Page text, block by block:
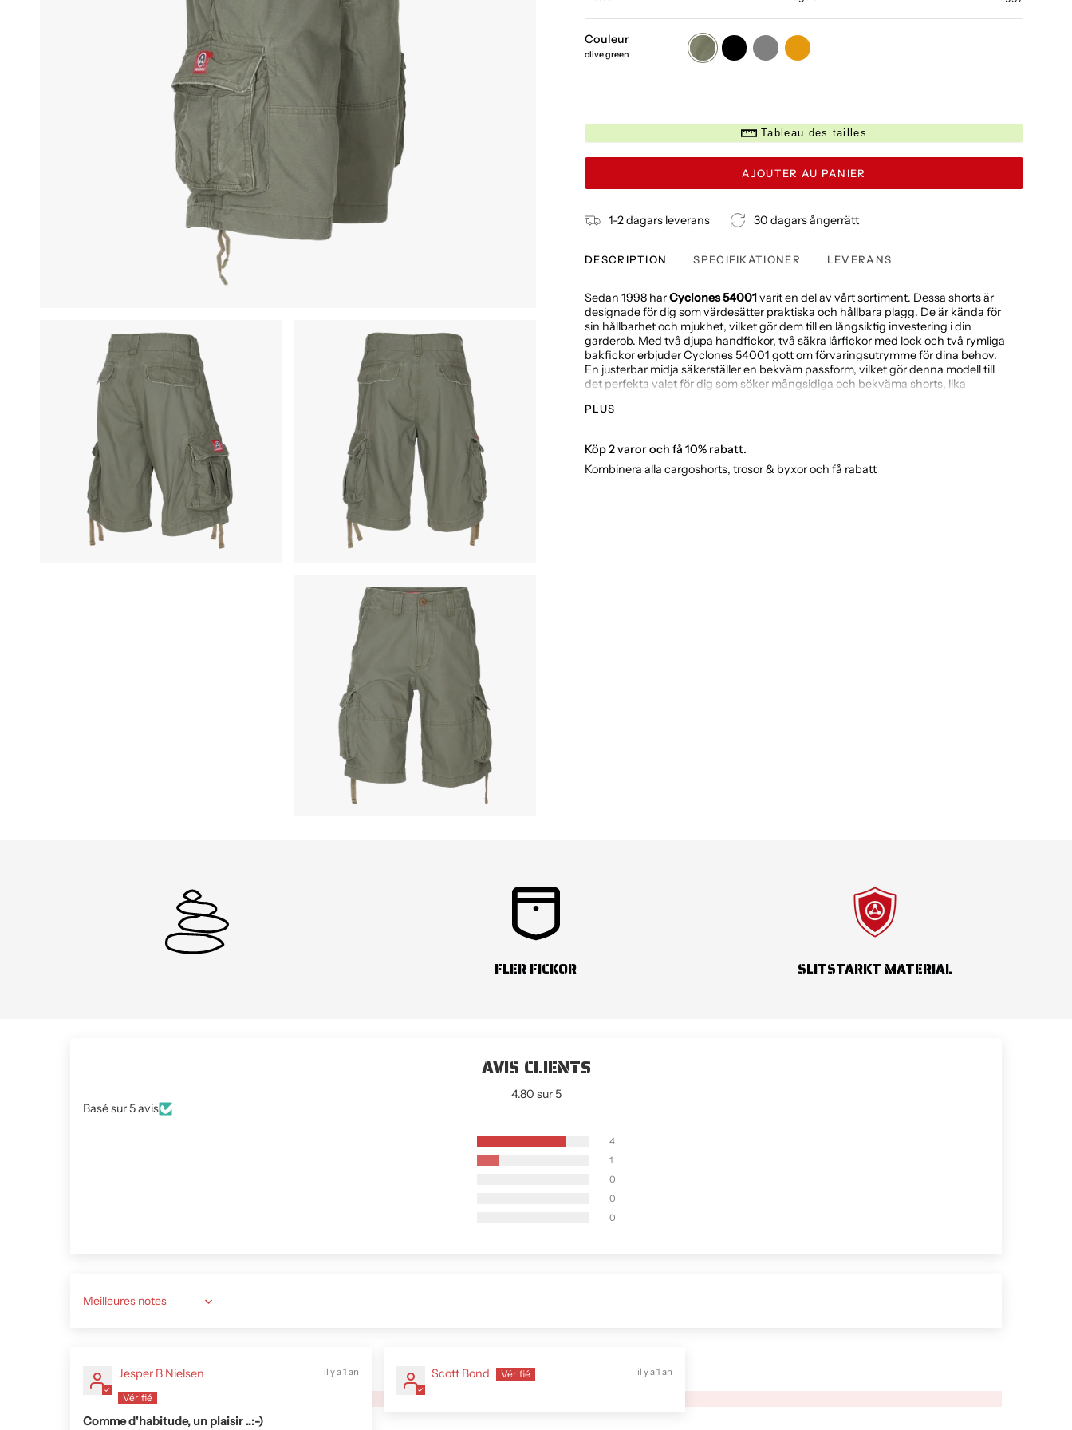
Couleur
olive green
olive-
green
black grey orange
Tableau des tailles
AJOUTER AU PANIER
1-2 dagars leverans 30 dagars ångerrätt
DESCRIPTION SPECIFIKATIONER LEVERANS
Sedan 1998 harCyclones 54001varit en del av vårt sortiment. Dessa shorts är
designade för dig som värdesätter praktiska och hållbara plagg. De är kända för
sin hållbarhet och mjukhet, vilket gör dem till en långsiktig investering i din
garderob. Med två djupa handfickor, två säkra lårfickor med lock och två rymliga
bakfickor erbjuder Cyclones 54001 gott om förvaringsutrymme för dina behov.
En justerbar midja säkerställer en bekväm passform, vilket gör denna modell till
det perfekta valet för dig som söker mångsidiga och bekväma shorts, lika
Justerbara benslut och dragsko i midjan
Normal passform / Smal passform
PLUS
Köp 2 varor och få 10% rabatt.
Kombinera alla cargoshorts, trosor & byxor och få rabatt
FLER FICKOR SLITSTARKT MATERIAL
AVIS CLIENTS
4.80 sur 5
Basé sur 5 avis
4
1
0
0
0
Sort by
il y a 1 an
Jesper B Nielsen
Comme d'habitude, un plaisir ..:-)
il y a 1 an
Scott Bond